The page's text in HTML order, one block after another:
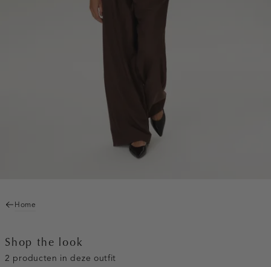
Home
Shop the look
2 producten in deze outfit